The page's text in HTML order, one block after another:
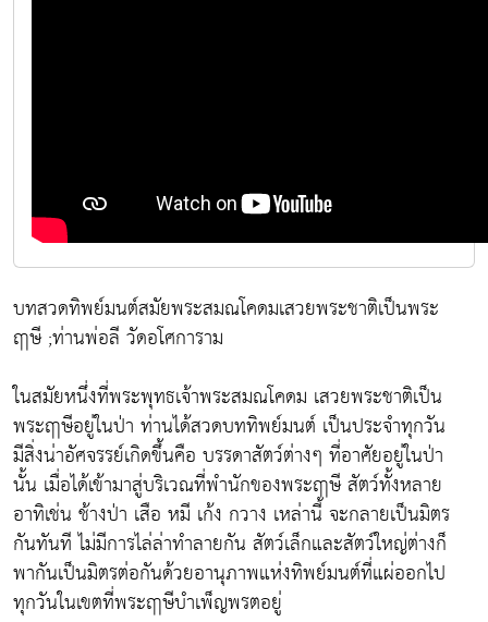
บทสวดทิพย์มนต์สมัยพระสมณโคดมเสวยพระชาติเป็นพระ
ฤาษี ;ท่านพ่อลี วัดอโศการาม
ในสมัยหนึ่งที่พระพุทธเจ้าพระสมณโคดม เสวยพระชาติเป็น
พระฤาษีอยู่ในป่า ท่านได้สวดบททิพย์มนต์ เป็นประจำทุกวัน
มีสิ่งน่าอัศจรรย์เกิดขึ้นคือ บรรดาสัตว์ต่างๆ ที่อาศัยอยู่ในป่า
นั้น เมื่อได้เข้ามาสู่บริเวณที่พำนักของพระฤาษี สัตว์ทั้งหลาย
อาทิเช่น ช้างป่า เสือ หมี เก้ง กวาง เหล่านี้ จะกลายเป็นมิตร
กันทันที ไม่มีการไล่ล่าทำลายกัน สัตว์เล็กและสัตว์ใหญ่ต่างก็
พากันเป็นมิตรต่อกันด้วยอานุภาพแห่งทิพย์มนต์ที่แผ่ออกไป
ทุกวันในเขตที่พระฤาษีบำเพ็ญพรตอยู่